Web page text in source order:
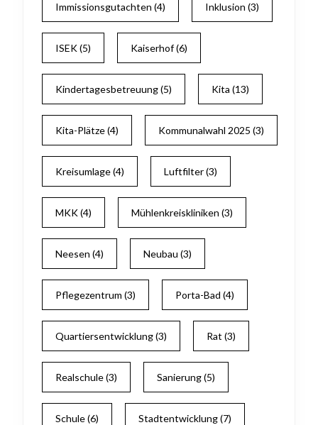
Immissionsgutachten (4) Inklusion (3)
ISEK(5) Kaiserhof(6)
Kindertagesbetreuung(5) Kita (13)
Kita-Plätze(4) Kommunalwahl 2025 (3)
Kreisumlage(4) Luftfilter(3)
MKK(4) Mühlenkreiskliniken (3)
Neesen (4) Neubau (3)
Pflegezentrum (3) Porta-Bad (4)
Quartiersentwicklung(3) Rat (3)
Realschule(3) Sanierung(5)
Schule(6) Stadtentwicklung(7)